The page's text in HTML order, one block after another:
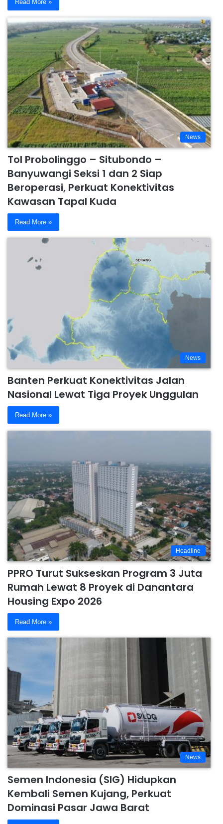
Read More »
News
Tol Probolinggo – Situbondo –
Banyuwangi Seksi 1 dan 2 Siap
Beroperasi, Perkuat Konektivitas
Kawasan Tapal Kuda
Read More »
News
Banten Perkuat Konektivitas Jalan
Nasional Lewat Tiga Proyek Unggulan
Read More »
Headline
PPRO Turut Sukseskan Program 3 Juta
Rumah Lewat 8 Proyek di Danantara
Housing Expo 2026
Read More »
News
Semen Indonesia (SIG) Hidupkan
Kembali Semen Kujang, Perkuat
Dominasi Pasar Jawa Barat